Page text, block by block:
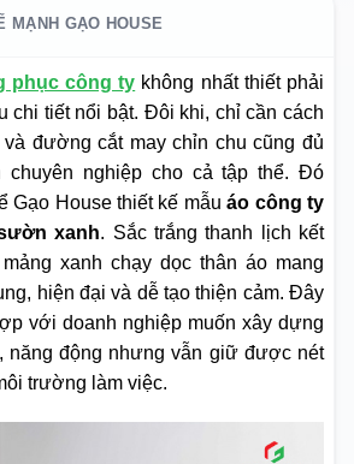
MẠNH GẠO HOUSE
phục công ty không nhất thiết phải
chi tiết nổi bật. Đôi khi, chỉ cần cách
đường cắt may chỉn chu cũng đủ
chuyên nghiệp cho cả tập thể. Đó
Gạo House thiết kế mẫuáo công ty
xanh. Sắc trắng thanh lịch kết
xanh chạy dọc thân áo mang
hiện đại và dễ tạo thiện cảm. Đây
với doanh nghiệp muốn xây dựng
năng động nhưng vẫn giữ được nét
trường làm việc.